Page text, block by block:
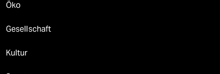
Öko
Gesellschaft
Kultur